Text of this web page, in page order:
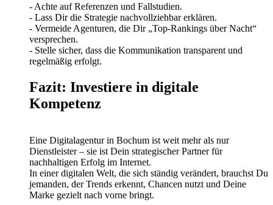
- Achte auf Referenzen und Fallstudien.
- Lass Dir die Strategie nachvollziehbar erklären.
- Vermeide Agenturen, die Dir „Top-Rankings über Nacht“
versprechen.
- Stelle sicher, dass die Kommunikation transparent und
regelmäßig erfolgt.
Fazit: Investiere in digitale
Kompetenz
Eine Digitalagentur in Bochum ist weit mehr als nur
Dienstleister – sie ist Dein strategischer Partner für
nachhaltigen Erfolg im Internet.
In einer digitalen Welt, die sich ständig verändert, brauchst Du
jemanden, der Trends erkennt, Chancen nutzt und Deine
Marke gezielt nach vorne bringt.